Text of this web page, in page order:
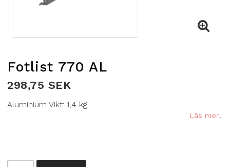
Fotlist 770 AL
298,75 SEK
Aluminium Vikt: 1,4 kg
Läs mer...